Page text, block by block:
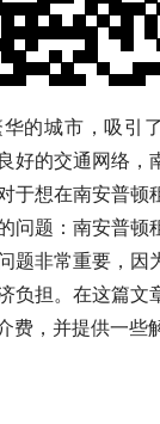
的城市，吸引
好的交通网络，
于想在南安普顿
问题：南安普顿
题非常重要，因
负担。在这篇文
费，并提供一些